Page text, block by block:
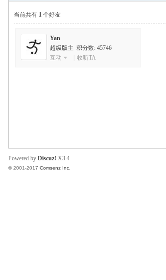
当前共有 1 个好友
Yan
超级版主 积分数: 45746
互动
收听TA
Powered by Discuz! X3.4
© 2001-2017 Comsenz Inc.